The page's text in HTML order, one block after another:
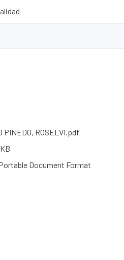
PINEDO, ROSELVI.pdf
Document Format